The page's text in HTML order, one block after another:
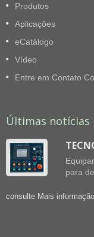
Produtos
Aplicações
eCatálogo
Vídeo
Entre em Contato
Últimas notícias
para
consulte Mais informação